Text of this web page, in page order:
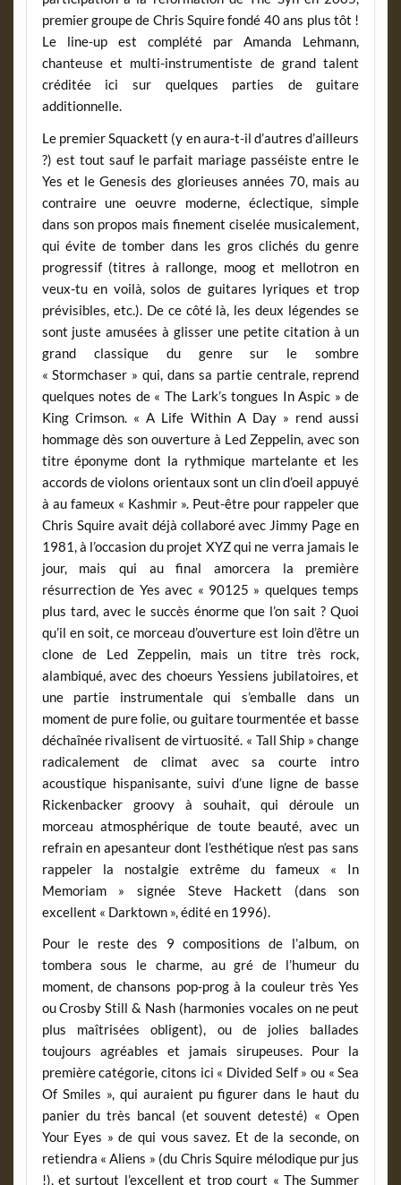
premier groupe de Chris Squire fondé 40 ans plus tôt !
Le line-up est complété par Amanda Lehmann,
chanteuse et multi-instrumentiste de grand talent
créditée ici sur quelques parties de guitare
additionnelle.
Le premier Squackett (y en aura-t-il d’autres d’ailleurs
?) est tout sauf le parfait mariage passéiste entre le
Yes et le Genesis des glorieuses années 70, mais au
contraire une oeuvre moderne, éclectique, simple
dans son propos mais finement ciselée musicalement,
qui évite de tomber dans les gros clichés du genre
progressif (titres à rallonge, moog et mellotron en
veux-tu en voilà, solos de guitares lyriques et trop
prévisibles, etc.). De ce côté là, les deux légendes se
sont juste amusées à glisser une petite citation à un
grand classique du genre sur le sombre
« Stormchaser » qui, dans sa partie centrale, reprend
quelques notes de « The Lark’s tongues In Aspic » de
King Crimson. « A Life Within A Day » rend aussi
hommage dès son ouverture à Led Zeppelin, avec son
titre éponyme dont la rythmique martelante et les
accords de violons orientaux sont un clin d’oeil appuyé
à au fameux « Kashmir ». Peut-être pour rappeler que
Chris Squire avait déjà collaboré avec Jimmy Page en
1981, à l’occasion du projet XYZ qui ne verra jamais le
jour, mais qui au final amorcera la première
résurrection de Yes avec « 90125 » quelques temps
plus tard, avec le succès énorme que l’on sait ? Quoi
qu’il en soit, ce morceau d’ouverture est loin d’être un
clone de Led Zeppelin, mais un titre très rock,
alambiqué, avec des choeurs Yessiens jubilatoires, et
une partie instrumentale qui s’emballe dans un
moment de pure folie, ou guitare tourmentée et basse
déchaînée rivalisent de virtuosité. « Tall Ship » change
radicalement de climat avec sa courte intro
acoustique hispanisante, suivi d’une ligne de basse
Rickenbacker groovy à souhait, qui déroule un
morceau atmosphérique de toute beauté, avec un
refrain en apesanteur dont l’esthétique n’est pas sans
rappeler la nostalgie extrême du fameux « In
Memoriam » signée Steve Hackett (dans son
excellent « Darktown », édité en 1996).
Pour le reste des 9 compositions de l’album, on
tombera sous le charme, au gré de l’humeur du
moment, de chansons pop-prog à la couleur très Yes
ou Crosby Still & Nash (harmonies vocales on ne peut
plus maîtrisées obligent), ou de jolies ballades
toujours agréables et jamais sirupeuses. Pour la
première catégorie, citons ici « Divided Self » ou « Sea
Of Smiles », qui auraient pu figurer dans le haut du
panier du très bancal (et souvent detesté) « Open
Your Eyes » de qui vous savez. Et de la seconde, on
retiendra « Aliens » (du Chris Squire mélodique pur jus
!), et surtout l’excellent et trop court « The Summer